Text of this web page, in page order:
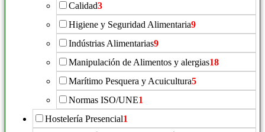
Calidad3
Higiene y Seguridad Alimentaria9
Indústrias Alimentarias9
Manipulación de Alimentos y alergias18
Marítimo Pesquera y Acuicultura5
Normas ISO/UNE1
Hostelería Presencial1